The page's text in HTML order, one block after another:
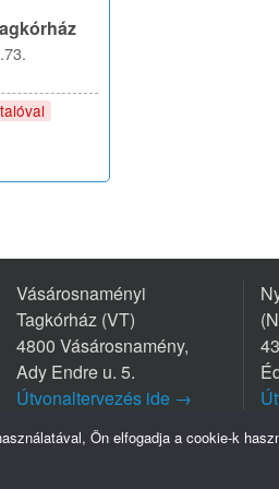
Vásárosnaményi
Tagkórház (VT)
4800 Vásárosnamény,
Ady Endre u. 5.
Útvonaltervezés ide →
Tel.: +36 45/570-770
Ön elfogadja a cookie-k